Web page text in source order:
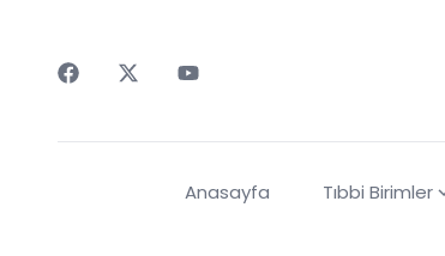
Anasayfa Tıbbi Birimler